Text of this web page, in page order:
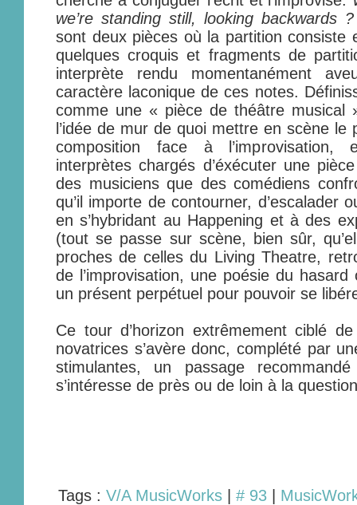
we’re standing still, looking backwards ?
sont deux pièces où la partition consiste
quelques croquis et fragments de
interprète rendu momentanément
caractère laconique de ces notes.
comme une « pièce de théâtre musical
l’idée de mur de quoi mettre en scène
composition face à l’improvisation,
interprètes chargés d’éxécuter une
des musiciens que des comédiens
qu’il importe de contourner, d’escalader
en s’hybridant au Happening et à des
(tout se passe sur scène, bien sûr,
proches de celles du Living Theatre,
de l’improvisation, une poésie du
un présent perpétuel pour pouvoir se
Ce tour d’horizon extrêmement ciblé de
novatrices s’avère donc, complété par
stimulantes, un passage
s’intéresse de près ou de loin à la
Tags : V/A MusicWorks # 93